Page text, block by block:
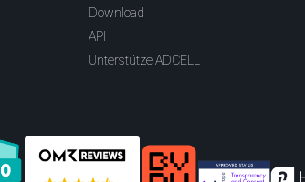
Download
API
Unterstütze ADCELL